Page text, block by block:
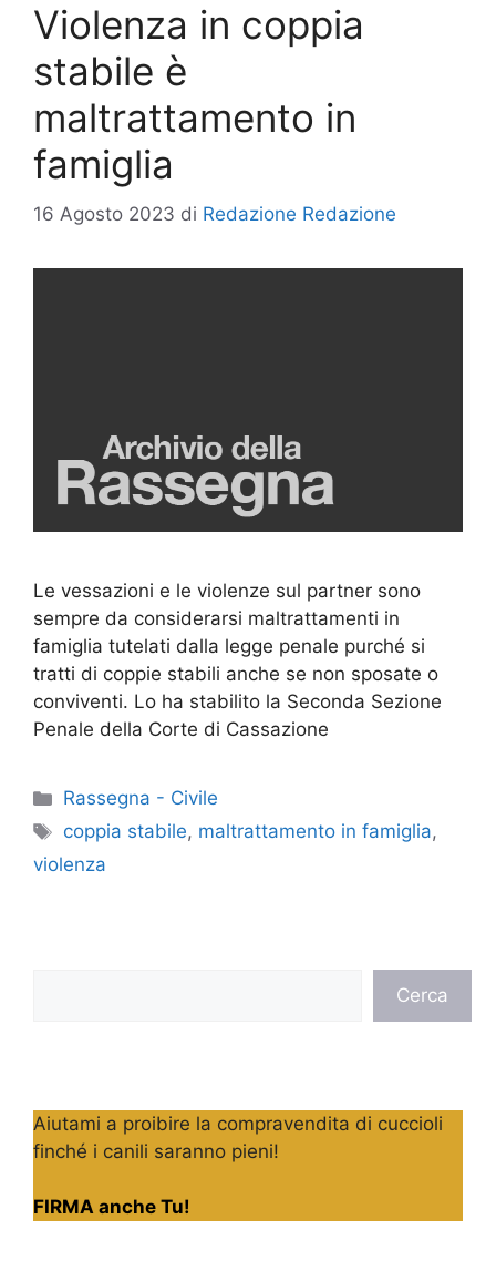
Violenza in coppia
stabile è
maltrattamento in
famiglia
16 Agosto 2023 di Redazione Redazione
Le vessazioni e le violenze sul partner sono
sempre da considerarsi maltrattamenti in
famiglia tutelati dalla legge penale purché si
tratti di coppie stabili anche se non sposate o
conviventi. Lo ha stabilito la Seconda Sezione
Penale della Corte di Cassazione
Categorie
Rassegna - Civile
Tag
coppia stabile, maltrattamento in famiglia,
violenza
Cerca
Aiutami a proibire la compravendita di cuccioli
finché i canili saranno pieni!
FIRMA anche Tu!